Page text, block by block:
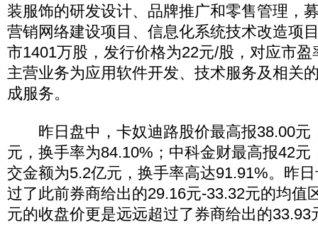
装服饰的研发设计、品牌推广和零售管理，
营销网络建设项目、信息化系统技术改造项
市1401万股，发行价格为22元/股，对应市
主营业务为应用软件开发、技术服务及相关
成服务。
昨日盘中，卡奴迪路股价最高报38.00元
元，换手率为84.10%；中科金财最高报42元
交金额为5.2亿元，换手率高达91.91%。昨
过了此前券商给出的29.16元-33.32元的均值
元的收盘价更是远远超过了券商给出的33.93